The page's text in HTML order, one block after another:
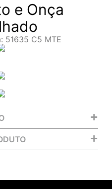
e Onça
: 51635 C5 MTE
+
+